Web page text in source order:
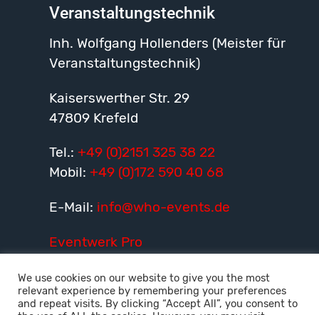
Veranstaltungstechnik
Inh. Wolfgang Hollenders (Meister für
Veranstaltungstechnik)
Kaiserswerther Str. 29
47809 Krefeld
Tel.: +49 (0)2151 325 38 22
Mobil: +49 (0)172 590 40 68
E-Mail: info@who-events.de
Eventwerk Pro
Fullservice
We use cookies on our website to give you the most
relevant experience by remembering your preferences
and repeat visits. By clicking “Accept All”, you consent to